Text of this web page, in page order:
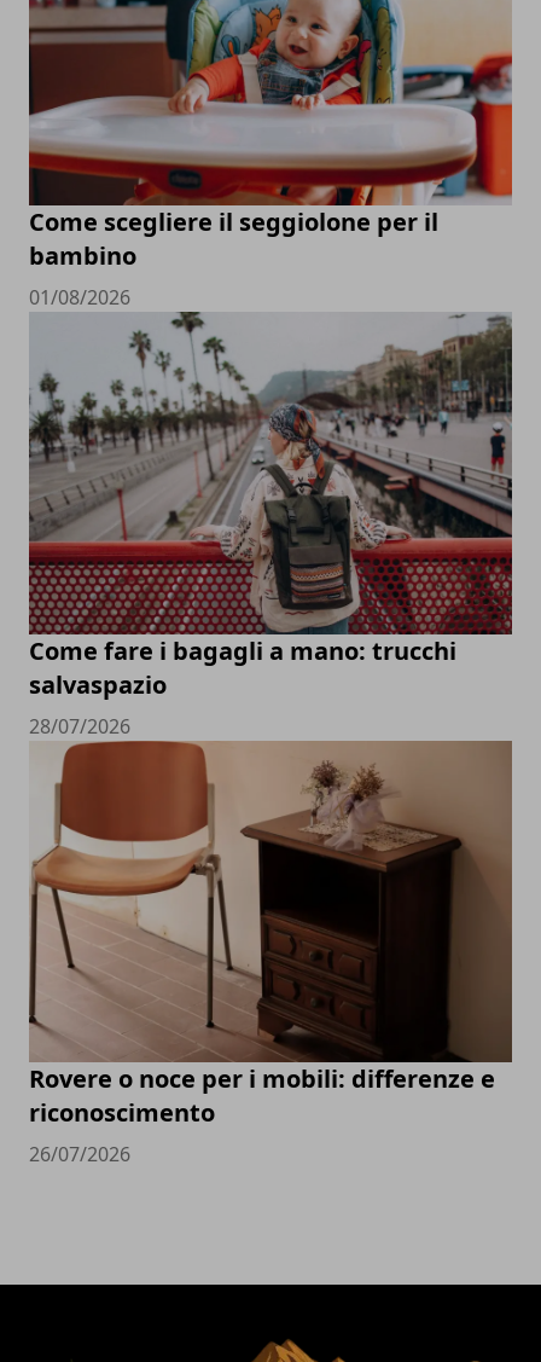
Come scegliere il seggiolone per il
bambino
01/08/2026
Come fare i bagagli a mano: trucchi
salvaspazio
28/07/2026
Rovere o noce per i mobili: differenze e
riconoscimento
26/07/2026